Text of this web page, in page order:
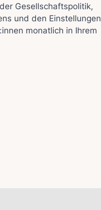
Gesellschaftspolitik,
und den Einstellungen
monatlich in Ihrem